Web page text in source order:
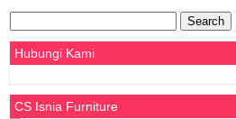
for:
Hubungi Kami
CS Isnia Furniture